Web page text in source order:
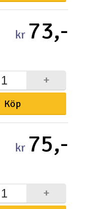
kr 73,-
Köp
+
kr 75,-
+